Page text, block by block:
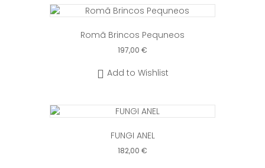
Romã Brincos Pequneos
197,00 €
Add to Wishlist
FUNGI ANEL
182,00 €